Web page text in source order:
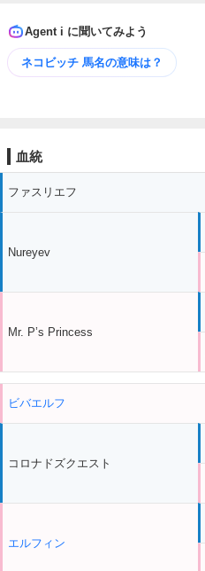
Agent i に聞いてみよう
ネコビッチ 馬名の意味は？
血統
ファスリエフ
Nureyev
Mr. P’s Princess
ビバエルフ
コロナドズクエスト
エルフィン